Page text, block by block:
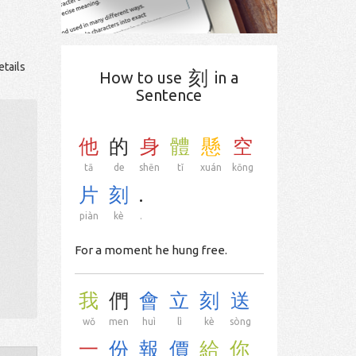
How to use 刻
in a
Sentence
他
tā
的
de
身
shēn
體
tǐ
懸
xuán
空
kōng
片
piàn
刻
kè
.
.
For a moment he hung free.
我
wǒ
們
men
會
huì
立
lì
刻
kè
送
sòng
一 份 報 價 給 你